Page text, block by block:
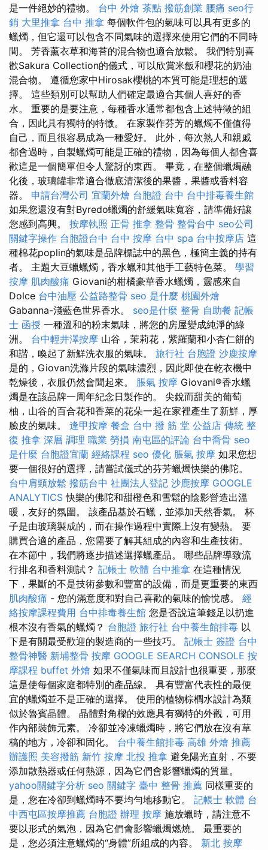
是一件絕妙的禮物。 台中 外燴 茶點 撥筋創業 腰痛 seo行
銷 大里推拿 台中 推拿 每個軟件包的氣味可以具有更多的
蠟燭，但它還可以包含不同氣味的選擇來使用它們的不同時
間。 芳香薰衣草和海苔的混合物也適合放鬆。 我們特別喜
歡Sakura Collection的儀式，可以欣賞米飯和櫻花的奶油
混合物。 遵循您家中Hirosak櫻桃的本質可能是理想的選
擇。 這些類別可以幫助人們確定最適合其個人喜好的香
水。 重要的是要注意，每種香水通常都包含上述特徵的組
合，因此具有獨特的特徵。 在家製作芬芳的蠟燭不僅值得
自己，而且很容易成為一種愛好。 此外，每次熟人和親戚
都會過時，自製蠟燭可能是正確的禮物，因為每個人都會喜
歡這是一個簡單但令人驚訝的東西。 畢竟，在整個蠟燭融
化後，玻璃罐非常適合徹底清潔後的果醬，果醬或香料容
器。 申請台灣公司 宜蘭外燴 台胞證 台中 台中排毒養生館
如果您還沒有對Byredo蠟燭的舒緩氣味寬容，請準備好讓
您感到高興。 按摩執照 正骨 推拿 整骨 整骨台中 seo公司
關鍵字操作 台胞證台中 台中 按摩 台中 spa 台中按摩店 這
種棉花poplin的氣味是品牌標誌中的黑色，極簡主義的持有
者。 主題大豆蠟蠟燭，香水蠟和其他手工藝特色菜。 學習
按摩 肌肉酸痛 Giovani的柑橘豪華香水蠟燭，靈感來自
Dolce 台中油壓 公益路整骨 seo 是什麼 桃園外燴
Gabanna-淺藍色世界香水。 seo是什麼 整骨 自助餐 記帳
士 函授 一種溫和的粉末氣味，將您的房屋變成純淨的綠
洲。 台中輕井澤按摩 山谷，茉莉花，紫羅蘭和小杏仁餅的
和諧，喚起了新鮮洗衣服的氣味。 旅行社 台胞證 沙鹿按摩
是的，Giovan洗滌片段的氣味濃烈，因此即使在乾衣機中
乾燥後，衣服仍然會聞起來。 脹氣 按摩 Giovani®香水蠟
燭是在該品牌一周年紀念日製作的。 尖銳而甜美的葡萄
柚，山谷的百合花和香菜的花朵一起在家裡產生了新鮮，厚
臉皮的氣味。 逢甲按摩 餐盒 台中 撥 筋 堂 公益店 傳統 整
復 推拿 深層 調理 職業 勞損 南屯區的評論 台中喬骨 seo
是什麼 台胞證宜蘭 經絡課程 seo 優化 脹氣 按摩 如果您想
要一個很好的選擇，請嘗試儀式的芬芳蠟燭快樂的佛陀。
台中肩頸放鬆 撥筋台中 社團法人登記 沙鹿按摩 GOOGLE
ANALYTICS 快樂的佛陀和甜橙色和雪鬆的陰影營造出溫
暖，友好的氛圍。 該產品基於石蠟，並添加天然香氣。 杯
子是由玻璃製成的，而在操作過程中實際上沒有變熱。 要
購買合適的產品，您需要了解其組成的內容和生產技術。
在本節中，我們將逐步描述選擇蠟產品。 哪些品牌導致流
行排名和香料測試？ 記帳士 軟體 台中推拿 在這種情況
下，果斷的不是技術參數和豐富的設備，而是更重要的東西
肌肉酸痛 - 您的滿意度和對自己喜歡的氣味的愉悅感。 經
絡按摩課程費用 台中排毒養生館 您是否說這筆錢足以扔進
根本沒有香氣的蠟燭？ 台胞證 旅行社 台中養生館排毒 以
下是有關最受歡迎的製造商的一些技巧。 記帳士 簽證 台中
整骨神醫 新埔整骨 按摩 GOOGLE SEARCH CONSOLE 按
摩課程 buffet 外燴 如果不僅氣味而且設計也很重要，那麼
這是使每個家庭都特別的產品線。 具有豐富代表性的最便
宜的蠟燭並不是正確的選擇。 使用的植物棕櫚水設計為類
似於魯賓晶體。 晶體對角樑的效應具有獨特的外觀，可用
作內部裝飾元素。 冷卻並冷凍蠟燭時，將它們放在沒有草
稿的地方，冷卻和固化。 台中養生館排毒 高雄 外燴 推薦
辦護照 美容撥筋 新竹 按摩 北投 推拿 避免陽光直射，不要
添加散熱器或任何熱源，因為它們會影響蠟燭的質量。
yahoo關鍵字分析 seo 關鍵字 臺中 整骨 推薦 同樣重要的
是，您在冷卻到蠟燭時不要均勻地移動它。 記帳士 軟體 台
中西屯區按摩推薦 台胞證 辦理 按摩 施放蠟時，請注意不
要以形式的氣泡，因為它們會影響蠟燭燃燒。 最重要的
是，您必須注意蠟燭的“身體”所組成的內容。 新北 按摩